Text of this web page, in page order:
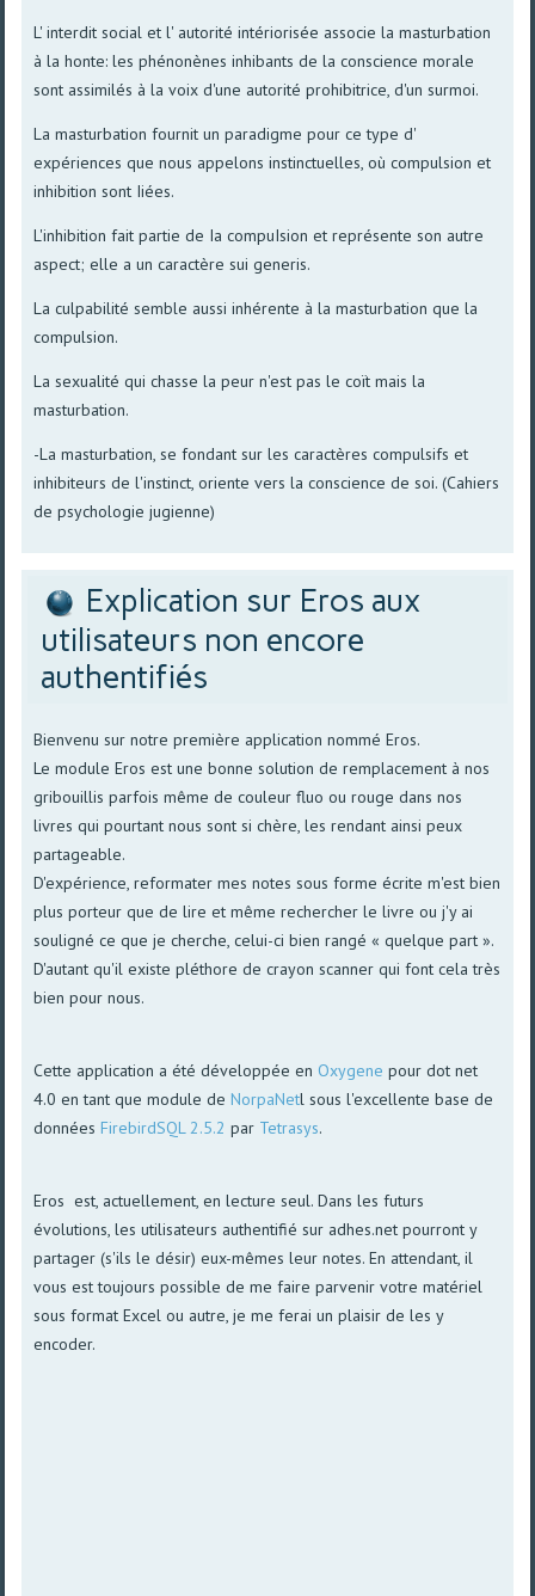
L' interdit social et l' autorité intériorisée associe la masturbation
à la honte: les phénonènes inhibants de la conscience morale
sont assimilés à la voix d'une autorité prohibitrice, d'un surmoi.
La masturbation fournit un paradigme pour ce type d'
expériences que nous appelons instinctuelles, où compulsion et
inhibition sont Iiées.
L'inhibition fait partie de Ia compuIsion et représente son autre
aspect; elle a un caractère sui generis.
La culpabilité semble aussi inhérente à la masturbation que la
compulsion.
La sexualité qui chasse la peur n'est pas le coït mais la
masturbation.
-La masturbation, se fondant sur les caractères compulsifs et
inhibiteurs de l'instinct, oriente vers la conscience de soi. (Cahiers
de psychologie jugienne)
Explication sur Eros aux
utilisateurs non encore
authentifiés
Bienvenu sur notre première application nommé Eros.
Le module Eros est une bonne solution de remplacement à nos
gribouillis parfois même de couleur fluo ou rouge dans nos
livres qui pourtant nous sont si chère, les rendant ainsi peux
partageable.
D'expérience, reformater mes notes sous forme écrite m'est bien
plus porteur que de lire et même rechercher le livre ou j'y ai
souligné ce que je cherche, celui-ci bien rangé « quelque part ».
D'autant qu'il existe pléthore de crayon scanner qui font cela très
bien pour nous.
Cette application a été développée en Oxygene pour dot net
4.0 en tant que module deNorpaNetl sous l'excellente base de
donnéesFirebirdSQL 2.5.2 par Tetrasys.
Eros est, actuellement, en lecture seul. Dans les futurs
évolutions, les utilisateurs authentifié sur adhes.net pourront y
partager (s'ils le désir) eux-mêmes leur notes. En attendant, il
vous est toujours possible de me faire parvenir votre matériel
sous format Excel ou autre, je me ferai un plaisir de les y
encoder.